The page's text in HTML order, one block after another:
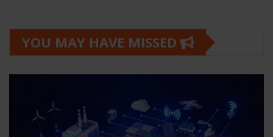
YOU MAY HAVE MISSED